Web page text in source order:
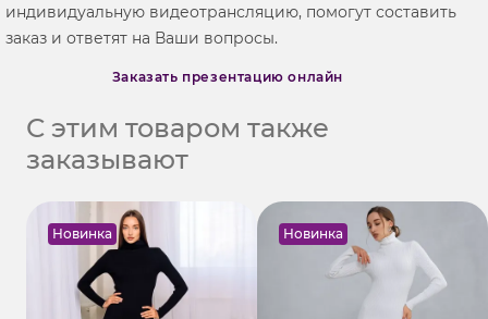
индивидуальную видеотрансляцию, помогут составить
заказ и ответят на Ваши вопросы.
Заказать презентацию онлайн
С этим товаром также
заказывают
Новинка Новинка